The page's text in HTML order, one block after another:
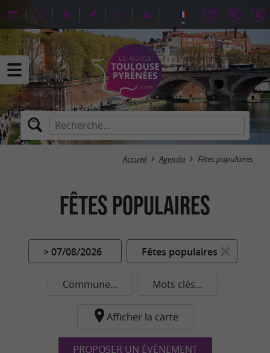
Accueil Agenda Fêtes populaires
Fêtes populaires
> 07/08/2026 Fêtes populaires
Commune... Mots clés...
Afficher la carte
PROPOSER UN ÉVÈNEMENT